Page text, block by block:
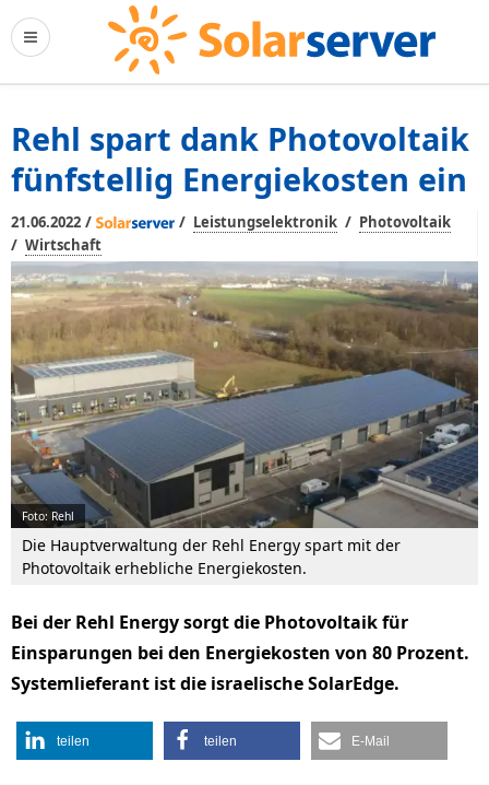
Rehl spart dank Photovoltaik
fünfstellig Energiekosten ein
21.06.2022 / / Leistungselektronik / Photovoltaik
/ Wirtschaft
Foto: Rehl
Die Hauptverwaltung der Rehl Energy spart mit der
Photovoltaik erhebliche Energiekosten.
Bei der Rehl Energy sorgt die Photovoltaik für
Einsparungen bei den Energiekosten von 80 Prozent.
Systemlieferant ist die israelische SolarEdge.
teilen teilen E-Mail